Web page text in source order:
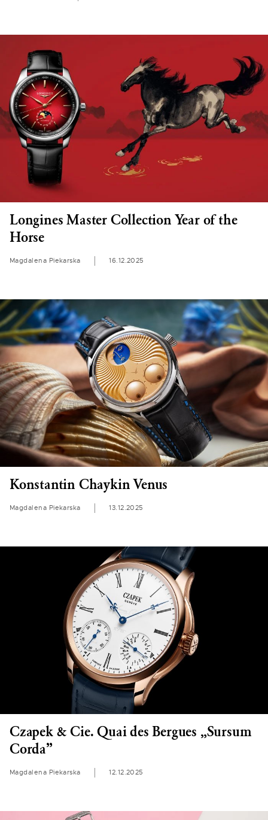
Longines Master Collection Year of the
Horse
Magdalena Piekarska 16.12.2025
Konstantin Chaykin Venus
Magdalena Piekarska 13.12.2025
Czapek & Cie. Quai des Bergues „Sursum
Corda”
Magdalena Piekarska 12.12.2025